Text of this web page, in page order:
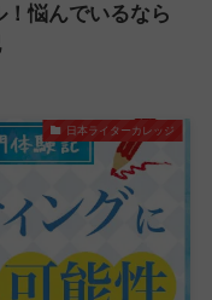
悩んでいるなら
日本ライターカレッジ